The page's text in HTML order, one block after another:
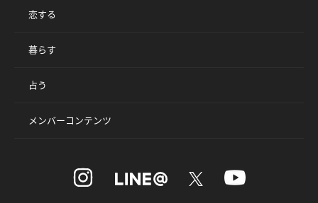
恋する
暮らす
占う
メンバーコンテンツ